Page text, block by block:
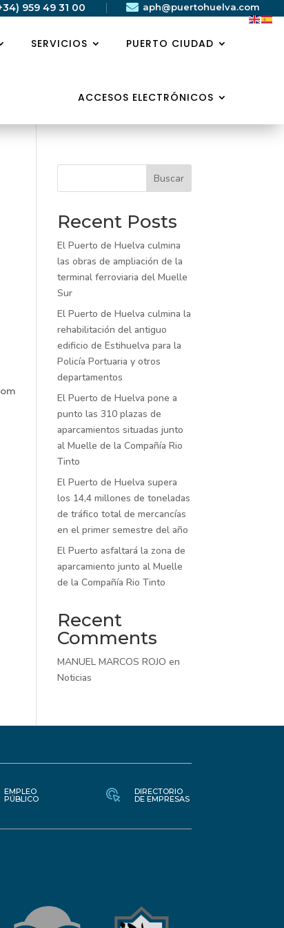
959 49 31 00  aph@puertohuelva.com
SERVICIOS PUERTO CIUDAD
ACCESOS ELECTRÓNICOS
Buscar
Recent Posts
El Puerto de Huelva culmina
las obras de ampliación de la
terminal ferroviaria del Muelle
Sur
El Puerto de Huelva culmina la
rehabilitación del antiguo
edificio de Estihuelva para la
Policía Portuaria y otros
departamentos
El Puerto de Huelva pone a
punto las 310 plazas de
aparcamientos situadas junto
al Muelle de la Compañía Rio
Tinto
El Puerto de Huelva supera
los 14,4 millones de toneladas
de tráfico total de mercancías
en el primer semestre del año
El Puerto asfaltará la zona de
aparcamiento junto al Muelle
de la Compañía Rio Tinto
Recent
Comments
MANUEL MARCOS ROJO en
Noticias
EMPLEO
PÚBLICO
DIRECTORIO
DE EMPRESAS